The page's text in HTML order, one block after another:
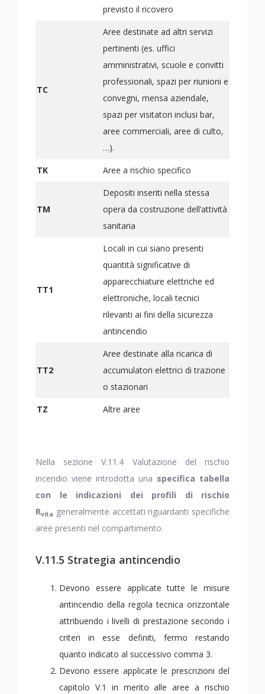
previsto il ricovero
TC
Aree destinate ad altri servizi
pertinenti (es. uffici
amministrativi, scuole e convitti
professionali, spazi per riunioni e
convegni, mensa aziendale,
spazi per visitatori inclusi bar,
aree commerciali, aree di culto,
…).
TK
Aree a rischio specifico
TM
Depositi inseriti nella stessa
opera da costruzione dell’attività
sanitaria
TT1
Locali in cui siano presenti
quantità significative di
apparecchiature elettriche ed
elettroniche, locali tecnici
rilevanti ai fini della sicurezza
antincendio
TT2
Aree destinate alla ricarica di
accumulatori elettrici di trazione
o stazionari
TZ
Altre aree
Nella sezione V.11.4 Valutazione del rischio
incendio viene introdotta una specifica tabella
con le indicazioni dei profili di rischio
Rvita generalmente accettati riguardanti specifiche
aree presenti nel compartimento.
V.11.5 Strategia antincendio
Devono essere applicate tutte le misure
antincendio della regola tecnica orizzontale
attribuendo i livelli di prestazione secondo i
criteri in esse definiti, fermo restando
quanto indicato al successivo comma 3.
Devono essere applicate le prescrizioni del
capitolo V.1 in merito alle aree a rischio